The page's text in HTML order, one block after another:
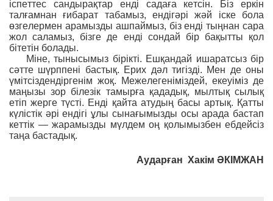
іспеттес сандырақтар енді садаға кетсін. Біз еркін
талғамнан ғибарат табамыз, ендігəрі жəй іске бола
өзгелермен арамызды ашпаймыз, біз енді тыңнан сара
жол саламыз, бізге де енді сондай бір бақытты қол
бітетін болады.
Міне, тынысымыз бірікті. Ешқандай ишаратсыз бір
сəтте шүрппені бастық. Ерих дəл тигізді. Мен де оны
үмітсіздендіргенім жоқ. Межелегеніміздей, екеуіміз де
маңызы зор білезік тамырға қададық, мылтық сылық
етіп жерге түсті. Енді қайта атудың басы артық. Қатты
күлістік əрі ендігі ұлы сынағымызды осы арада бастап
кеттік — жарамызды мүлдем оң қолымызбен ебдейсіз
таңа бастадық.
Аударған Хакім ƏКІМЖАН